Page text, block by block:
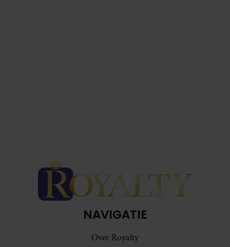
NAVIGATIE
Over Royalty